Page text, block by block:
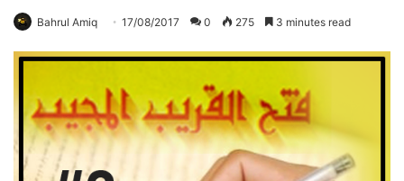
Bahrul Amiq 17/08/2017 0 275 3 minutes read